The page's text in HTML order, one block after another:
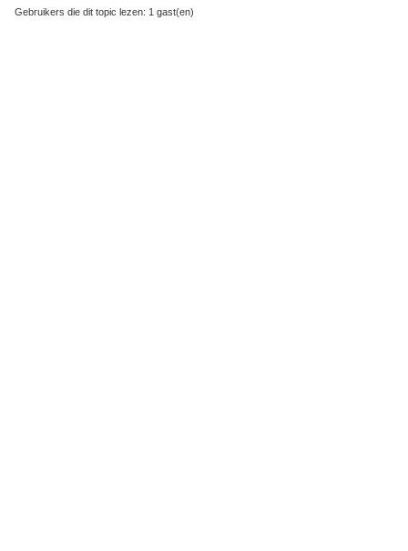
Gebruikers die dit topic lezen: 1 gast(en)